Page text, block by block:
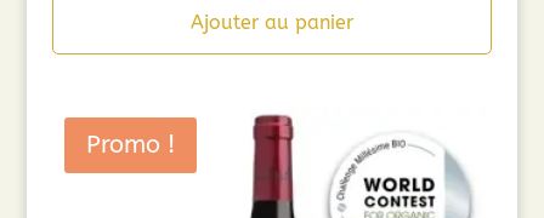
Ajouter au panier
Promo !